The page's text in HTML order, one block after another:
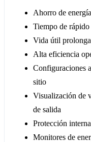
Ahorro de
Tiempo de
Vida útil
Alta eficiencia
Configuraciones
sitio
Visualización de
de salida
Protección
Monitores de